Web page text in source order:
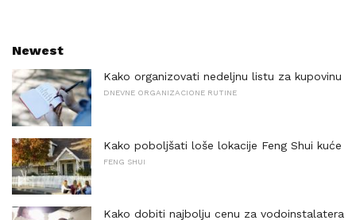
Newest
Kako organizovati nedeljnu listu za kupovinu
DNEVNE ORGANIZACIONE RUTINE
Kako poboljšati loše lokacije Feng Shui kuće
FENG SHUI
Kako dobiti najbolju cenu za vodoinstalatera